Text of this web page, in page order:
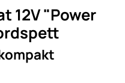
12V "Power